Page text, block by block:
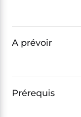
A prévoir
Prérequis